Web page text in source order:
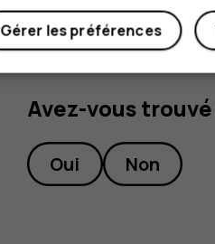
Avez-vous
Oui Non
Gérer les préférences